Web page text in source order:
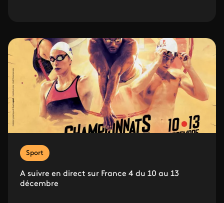
Sport
A suivre en direct sur France 4 du 10 au 13
décembre